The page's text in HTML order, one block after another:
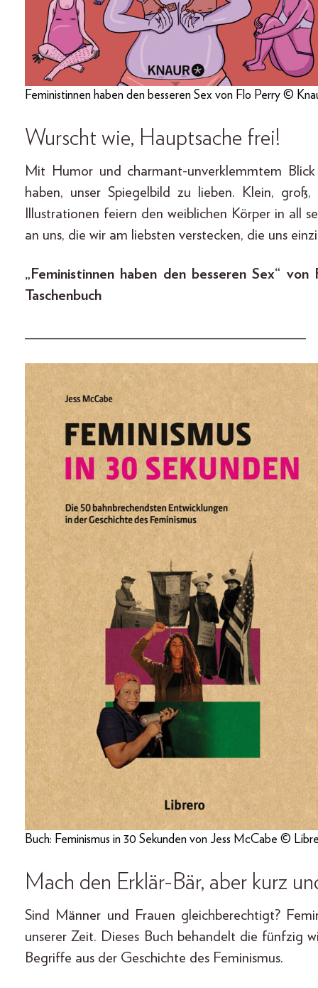
Feministinnen haben den besseren Sex von Flo Perry ©
Wurscht wie, Hauptsache frei!
Mit Humor und charmant-­unverklemmtem
haben, unser Spiegelbild zu lieben. Klein,
Illustrationen feiern den weiblichen Körper in all
an uns, die wir am liebsten verstecken, die uns
„Feministinnen haben den besseren Sex“
Taschenbuch
Buch: Feminismus in 30 Sekunden von Jess McCabe ©
Mach den Erklär-Bär, aber kurz
Sind Männer und Frauen gleichberechtigt?
unserer Zeit. Dieses Buch behandelt die fünfzig
Begriffe aus der Geschichte des Feminismus.